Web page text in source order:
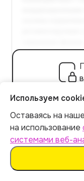
Глава 3.
Итог:449р.
Используем
Оставаясь на
на использование
системами веб-